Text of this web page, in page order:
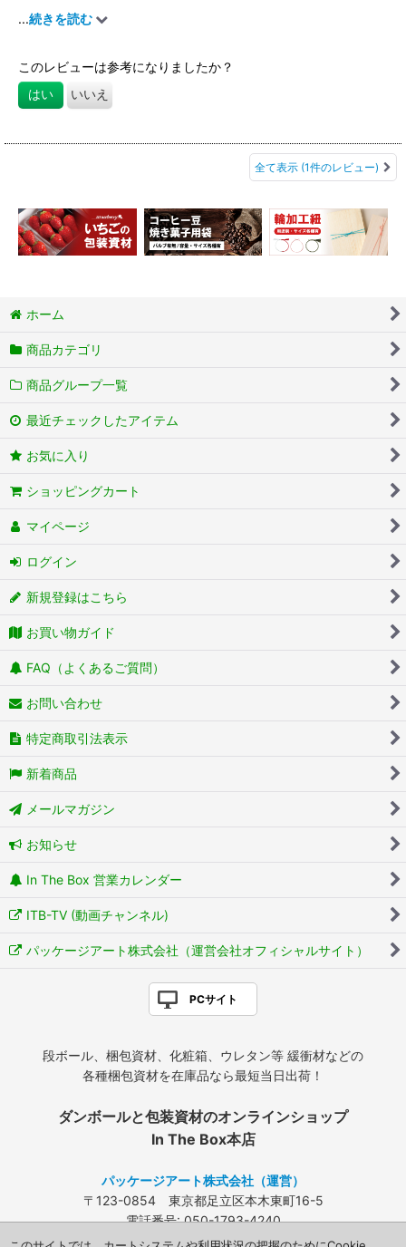
また、ご対応も丁寧で、初めての購入でしたが安心感がありまし
た！
...続きを読む
このレビューは参考になりましたか？
はい いいえ
全て表示 (1件のレビュー)
ホーム
商品カテゴリ
商品グループ一覧
最近チェックしたアイテム
お気に入り
ショッピングカート
マイページ
ログイン
新規登録はこちら
お買い物ガイド
FAQ（よくあるご質問）
お問い合わせ
特定商取引法表示
新着商品
メールマガジン
お知らせ
In The Box 営業カレンダー
ITB-TV (動画チャンネル)
パッケージアート株式会社（運営会社オフィシャルサイト）
PCサイト
段ボール、梱包資材、化粧箱、ウレタン等 緩衝材などの
各種梱包資材を在庫品なら最短当日出荷！
ダンボールと包装資材のオンラインショップ
In The Box本店
パッケージアート株式会社（運営）
〒123-0854 東京都足立区本木東町16-5
電話番号: 050-1793-4240
FAX: 03-3840-4424